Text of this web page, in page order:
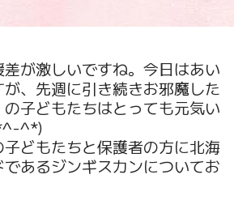
が激しいですね。今日はあい
、先週に引き続きお邪魔した
の子どもたちはとっても元気い
^*)
どもたちと保護者の方に北海
あるジンギスカンについてお